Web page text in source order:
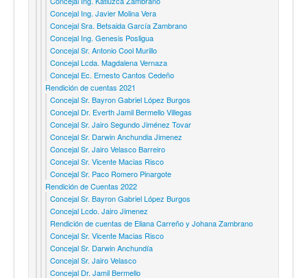
Concejal Ing. Javier Molina Vera
Concejal Sra. Betsaida García Zambrano
Concejal Ing. Genesis Posligua
Concejal Sr. Antonio Cool Murillo
Concejal Lcda. Magdalena Vernaza
Concejal Ec. Ernesto Cantos Cedeño
Rendición de cuentas 2021
Concejal Sr. Bayron Gabriel López Burgos
Concejal Dr. Everth Jamil Bermello Villegas
Concejal Sr. Jairo Segundo Jiménez Tovar
Concejal Sr. Darwin Anchundia Jimenez
Concejal Sr. Jairo Velasco Barreiro
Concejal Sr. Vicente Macias Risco
Concejal Sr. Paco Romero Pinargote
Rendición de Cuentas 2022
Concejal Sr. Bayron Gabriel López Burgos
Concejal Lcdo. Jairo Jimenez
Rendición de cuentas de Eliana Carreño y Johana Zambrano
Concejal Sr. Vicente Macias Risco
Concejal Sr. Darwin Anchundía
Concejal Sr. Jairo Velasco
Concejal Dr. Jamil Bermello